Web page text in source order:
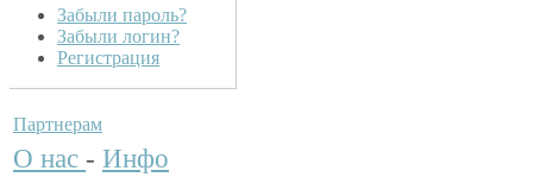
Забыли пароль?
Забыли логин?
Регистрация
Партнерам
О нас - Инфо